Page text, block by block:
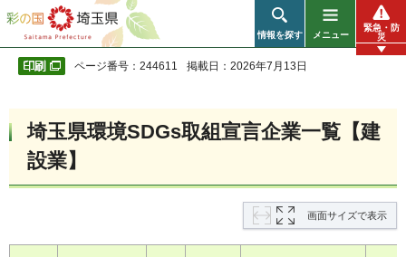
彩の国 埼玉県
情報を探す メニュー
緊急・防
災
ページ番号：244611 掲載日：2026年7月13日
埼玉県環境SDGs取組宣言企業一覧【建
設業】
画面サイズで表示